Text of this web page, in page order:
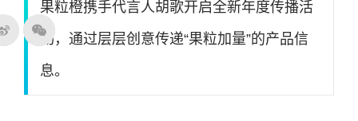
果粒橙携手代言人胡歌开启全新年度传播活
动，通过层层创意传递“果粒加量”的产品信
息。